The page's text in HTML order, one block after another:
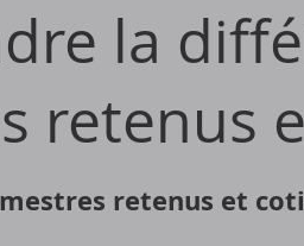
la
retenus
retenus et